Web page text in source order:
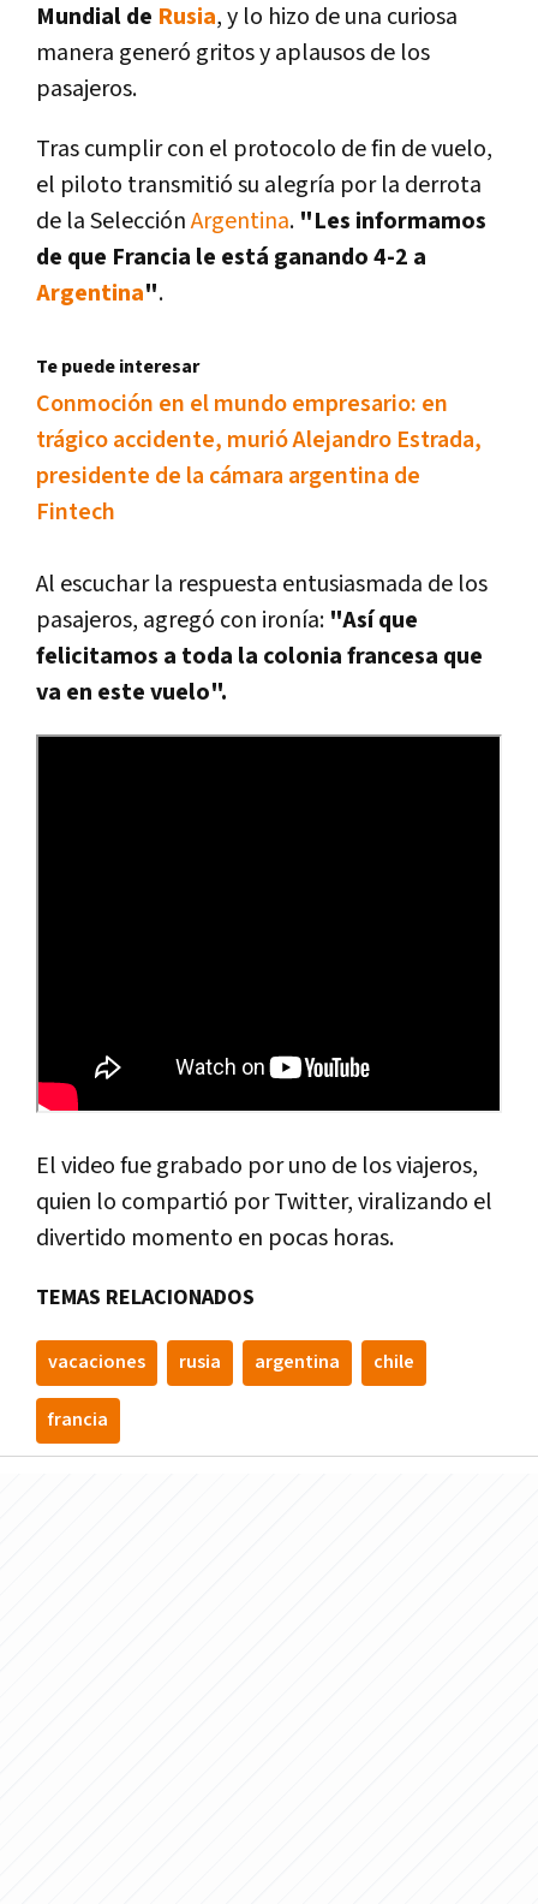
Mundial de Rusia, y lo hizo de una curiosa
manera generó gritos y aplausos de los
pasajeros.
Tras cumplir con el protocolo de fin de vuelo,
el piloto transmitió su alegrí­a por la derrota
de la SelecciónArgentina. "Les informamos
de que Francia le está ganando 4-2 a
Argentina".
Te puede interesar
Conmoción en el mundo empresario: en
trágico accidente, murió Alejandro Estrada,
presidente de la cámara argentina de
Fintech
Al escuchar la respuesta entusiasmada de los
pasajeros, agregó con ironí­a: "Así­ que
felicitamos a toda la colonia francesa que
va en este vuelo".
El video fue grabado por uno de los viajeros,
quien lo compartió por Twitter, viralizando el
divertido momento en pocas horas.
TEMAS RELACIONADOS
vacaciones rusia argentina chile
francia